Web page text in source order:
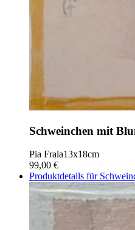
Schweinchen mit
Pia Frala13x18cm
99,00 €
Produktdetails für